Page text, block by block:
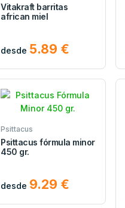
Vitakraft barritas
african miel
desde 5.89 €
Psittacus
Psittacus fórmula minor
450 gr.
desde 9.29 €